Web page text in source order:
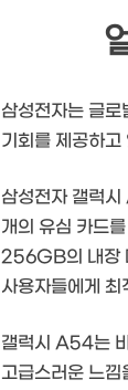
삼성전자는 글로
기회를 제공하
삼성전자 갤럭
개의 유심 카드
256GB의 내장
사용자들에게 최
갤럭시 A54는
고급스러운 느